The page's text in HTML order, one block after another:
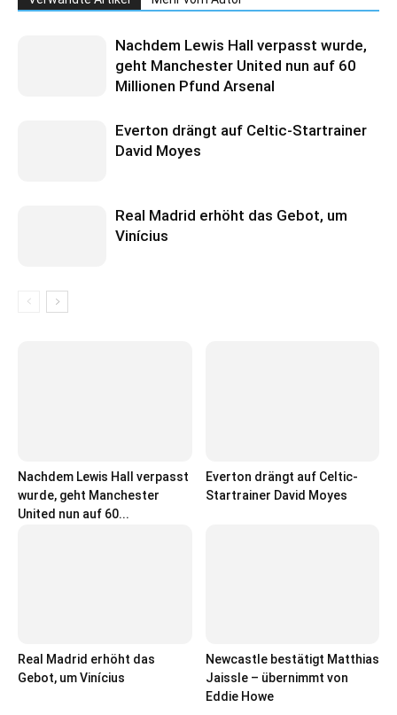
Nachdem Lewis Hall verpasst wurde,
geht Manchester United nun auf 60
Millionen Pfund Arsenal
Everton drängt auf Celtic-Startrainer
David Moyes
Real Madrid erhöht das Gebot, um
Vinícius
Nachdem Lewis Hall verpasst
wurde, geht Manchester
United nun auf 60...
Everton drängt auf Celtic-
Startrainer David Moyes
Real Madrid erhöht das
Gebot, um Vinícius
Newcastle bestätigt Matthias
Jaissle – übernimmt von
Eddie Howe